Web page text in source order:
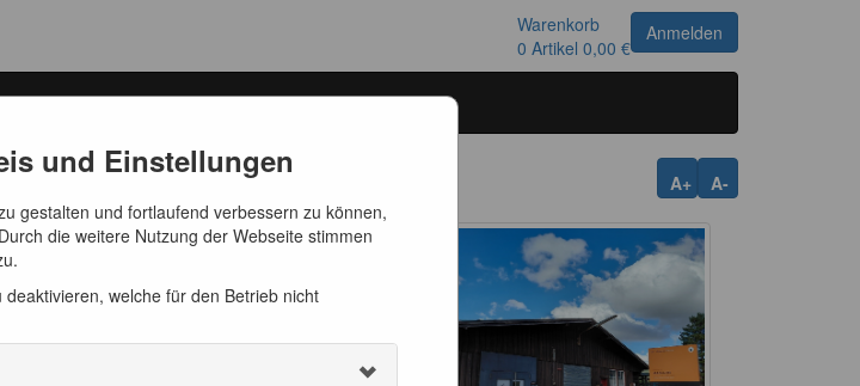
und Einstellungen
gestalten und fortlaufend verbessern zu können,
die weitere Nutzung der Webseite stimmen
welche für den Betrieb nicht
Warenkorb
0 Artikel 0,00 €
Anmelden
A-
A+